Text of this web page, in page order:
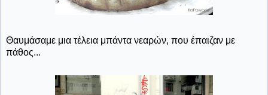
Θαυμάσαμε μια τέλεια μπάντα νεαρών, που έπαιζαν με
πάθος...